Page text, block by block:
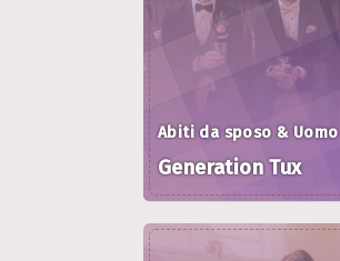
Abiti da sposo & Uomo
Generation Tux